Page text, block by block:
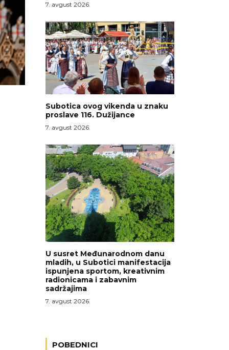
7. avgust 2026.
Subotica ovog vikenda u znaku
proslave 116. Dužijance
7. avgust 2026.
U susret Međunarodnom danu
mladih, u Subotici manifestacija
ispunjena sportom, kreativnim
radionicama i zabavnim
sadržajima
7. avgust 2026.
POBEDNICI